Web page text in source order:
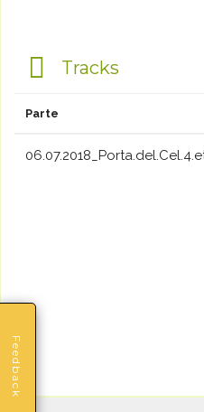
Feedback
Tracks
Parte